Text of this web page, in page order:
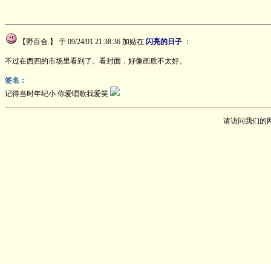
【野百合.】 于 09/24/01 21:38:36 加贴在 闪亮的日子 ：
不过在西四的市场里看到了。看封面，好像画质不太好。
签名：
记得当时年纪小 你爱唱歌我爱笑
请访问我们的